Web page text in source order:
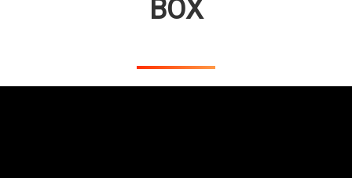
BOX